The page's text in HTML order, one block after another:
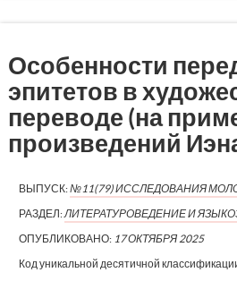
Особенности
эпитетов в
переводе (на
произведений
ВЫПУСК:№11(79) ИССЛЕДОВАНИЯ
РАЗДЕЛ:ЛИТЕРАТУРОВЕДЕНИЕ И
ОПУБЛИКОВАНО: 17 ОКТЯБРЯ 2025
Код уникальной десятичной